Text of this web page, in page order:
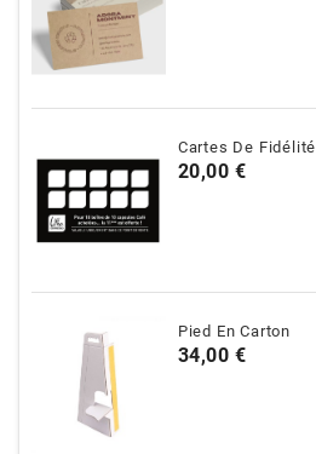
Cartes De Fidélité
20,00 €Prix
Pied En Carton
34,00 €Prix